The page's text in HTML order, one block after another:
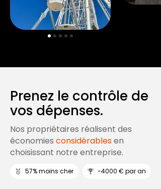
Prenez le contrôle de
vos dépenses.
Nos propriétaires réalisent des
économies considérablesen
choisissant notre entreprise.
57% moins cher -4000 € par an